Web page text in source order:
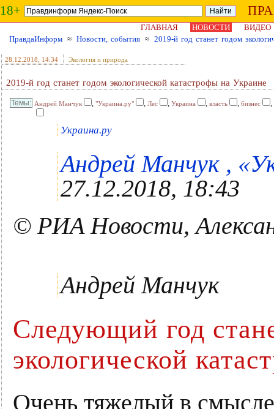
18+
ГЛАВНАЯ НОВОСТИ
ВИДЕО
ПравдаИнформ ≈ Новости, события ≈ 2019-й год станет годом
28.12.2018 , 14:34 Экология и природа
2019-й год станет годом экологической катастрофы на Украине
Андрей Манчук , "Украина.ру" , Лес , Украина , власть , бизнес ,
Украина.ру
Андрей Манчук ,
27.12.2018, 18:43
© РИА Новости,
Андрей Манчук
Следующий год
экологической
Очень тяжелый в